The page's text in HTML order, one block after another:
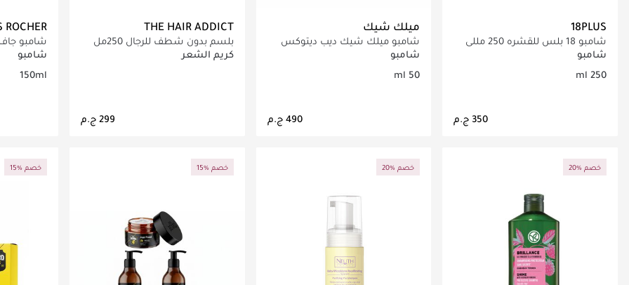
18PLUS
شامبو 18 بلس للقشره 250 مللي
شامبو
250 ml
ميلك شيك
شامبو ميلك شيك ديب ديتوكس
50 مل
شامبو
50 ml
⁦490⁩ ج.م
THE HAIR ADDICT
بلسم بدون شطف للرجال 250مل
كريم الشعر
ROCHER
شامبو
الدهني 150مل
شامبو
150ml
20% خصم 20% خصم 15% خصم 15% خصم